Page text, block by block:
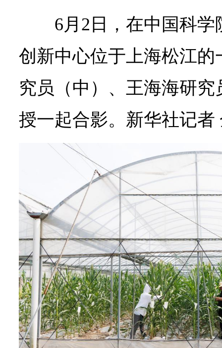
6月2日，在中国科
创新中心位于上海松江
究员（中）、王海海研
授一起合影。 新华社记者